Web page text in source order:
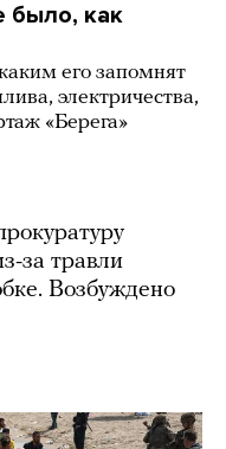
было, как
его запомнят
электричества,
«Берега»
за травли
Возбуждено